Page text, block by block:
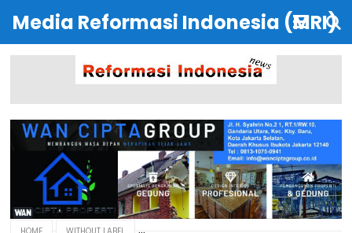
Media Reformasi Indonesia (MRI)